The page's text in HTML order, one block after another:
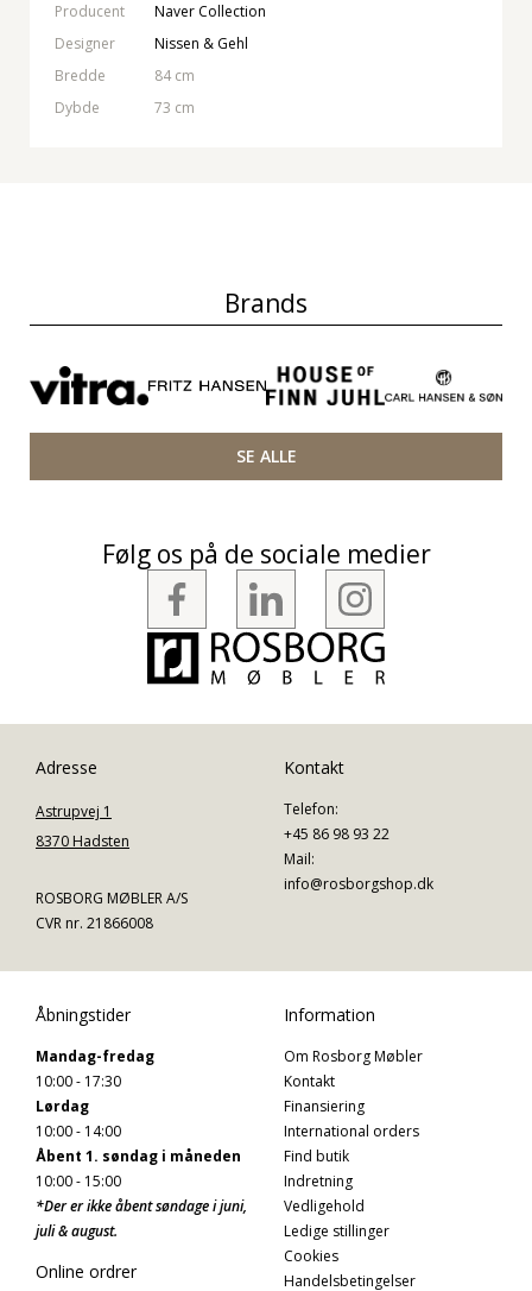
Producent
Naver Collection
Designer
Nissen & Gehl
Bredde
84 cm
Dybde
73 cm
Brands
SE ALLE
Følg os på de sociale medier
Adresse
Astrupvej 1
8370 Hadsten
ROSBORG MØBLER A/S
CVR nr. 21866008
Kontakt
Telefon:
+45 86 98 93 22
Mail:
info@rosborgshop.dk
Åbningstider
Mandag-fredag
10:00 - 17:30
Lørdag
10:00 - 14:00
Åbent 1. søndag i måneden
10:00 - 15:00
*Der er ikke åbent søndage i juni,
juli & august.
Online ordrer
Information
Om Rosborg Møbler
Kontakt
Finansiering
International orders
Find butik
Indretning
Vedligehold
Ledige stillinger
Cookies
Handelsbetingelser